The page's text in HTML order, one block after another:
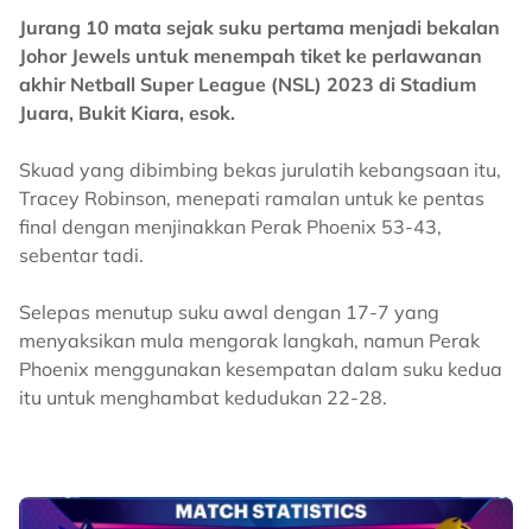
Jurang 10 mata sejak suku pertama menjadi bekalan
Johor Jewels untuk menempah tiket ke perlawanan
akhir Netball Super League (NSL) 2023 di Stadium
Juara, Bukit Kiara, esok.
Skuad yang dibimbing bekas jurulatih kebangsaan itu,
Tracey Robinson, menepati ramalan untuk ke pentas
final dengan menjinakkan Perak Phoenix 53-43,
sebentar tadi.
Selepas menutup suku awal dengan 17-7 yang
menyaksikan mula mengorak langkah, namun Perak
Phoenix menggunakan kesempatan dalam suku kedua
itu untuk menghambat kedudukan 22-28.